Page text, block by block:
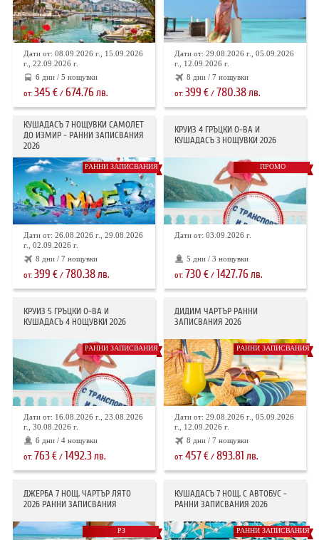
Дати от: 08.09.2026 г., 15.09.2026
г., 22.09.2026 г.
6 дни / 5 нощувки
от: 345 €/ 674.76 лв.
Дати от: 29.08.2026 г., 05.09.2026
г., 12.09.2026 г.
8 дни / 7 нощувки
от:399 € / 780.38 лв.
КУШАДАСЪ 7 НОЩУВКИ САМОЛЕТ
ДО ИЗМИР - РАННИ ЗАПИСВАНИЯ
2026
РАННИ ЗАПИСВАНИЯ
Дати от: 26.08.2026 г., 29.08.2026
г., 02.09.2026 г.
8 дни / 7 нощувки
от: 399 €/ 780.38лв.
КРУИЗ 4 ГРЪЦКИ О-ВА И
КУШАДАСЪ 3 НОЩУВКИ 2026
ПРОМО
Дати от: 03.09.2026 г.
5 дни / 3 нощувки
от: 730 € / 1427.76лв.
КРУИЗ 5 ГРЪЦКИ О-ВА И
КУШАДАСЪ 4 НОЩУВКИ 2026
РАННИ ЗАПИСВАНИЯ
Дати от: 16.08.2026 г., 23.08.2026
г., 30.08.2026 г.
6 дни / 4 нощувки
от: 763€/ 1492.3лв.
ДИДИМ ЧАРТЪР РАННИ
ЗАПИСВАНИЯ 2026
РАННИ ЗАПИСВАНИЯ
Дати от: 29.08.2026 г., 05.09.2026
г., 12.09.2026 г.
8 дни / 7 нощувки
от:457€ /893.81 лв.
ДЖЕРБА 7 НОЩ. ЧАРТЪР ЛЯТО
2026 РАННИ ЗАПИСВАНИЯ
РЗ
КУШАДАСЪ 7 НОЩ. С АВТОБУС -
РАННИ ЗАПИСВАНИЯ 2026
РАННИ ЗАПИСВАНИЯ